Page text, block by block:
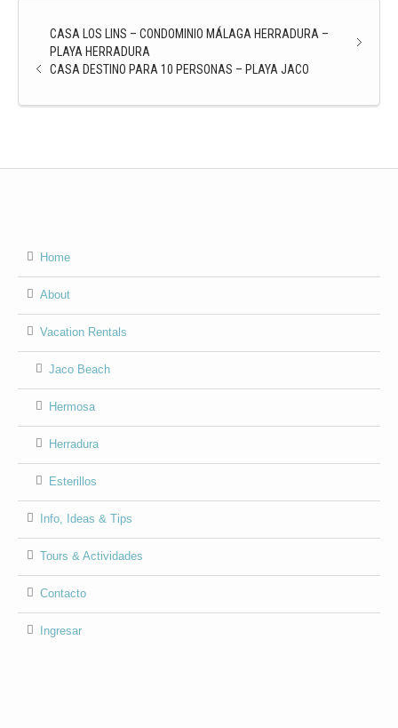
CASA LOS LINS – CONDOMINIO MÁLAGA HERRADURA –
PLAYA HERRADURA
CASA DESTINO PARA 10 PERSONAS – PLAYA JACO
Home
About
Vacation Rentals
Jaco Beach
Hermosa
Herradura
Esterillos
Info, Ideas & Tips
Tours & Actividades
Contacto
Ingresar